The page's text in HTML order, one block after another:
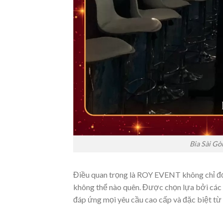
Bia Sài
Điều quan trọng là ROY EVENT không chỉ
không thể nào quên. Được chọn lựa bởi
đáp ứng mọi yêu cầu cao cấp và đặc biệt